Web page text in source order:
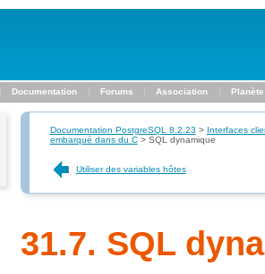
Documentation Forums Association Planète
Documentation PostgreSQL 8.2.23 > Interfaces
embarqué dans du C> SQL dynamique
Utiliser des variables hôtes
31.7. SQL